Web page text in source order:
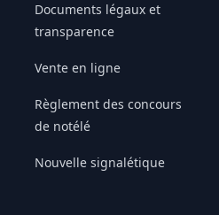
Documents légaux et
transparence
Vente en ligne
Règlement des concours
de notélé
Nouvelle signalétique